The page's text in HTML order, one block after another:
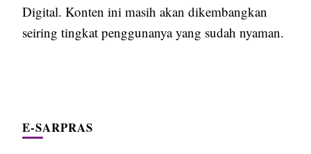
Digital. Konten ini masih akan dikembangkan
seiring tingkat penggunanya yang sudah nyaman.
E-SARPRAS